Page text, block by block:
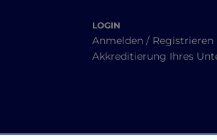
LOGIN
Anmelden / Registrieren
Akkreditierung Ihres